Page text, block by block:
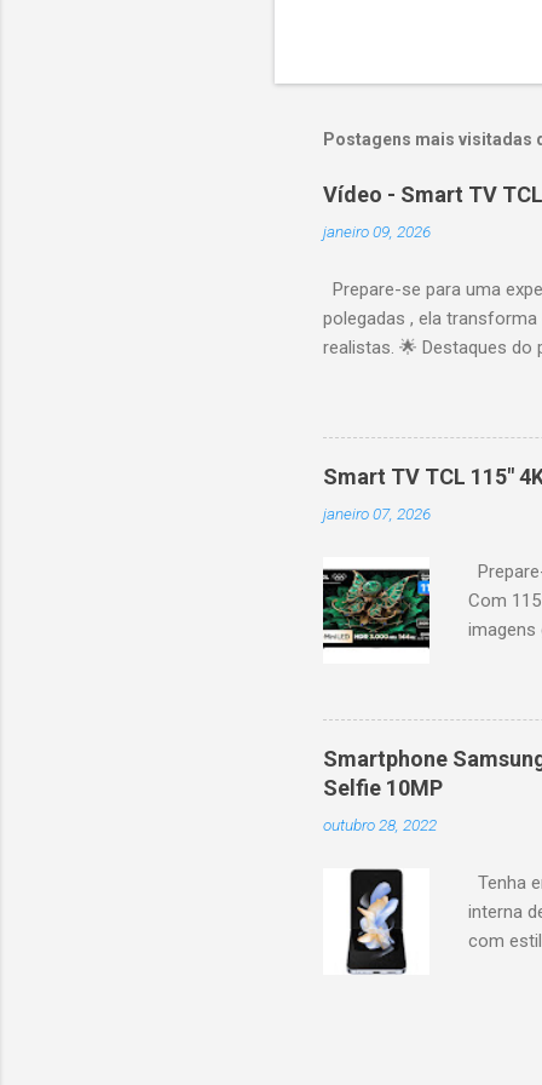
Postagens mais visitadas
Vídeo - Smart TV
janeiro 09, 2026
Prepare-se para uma
polegadas , ela
realistas. 🌟 Destaques do
desempenho otimizado
ideal para esportes e
recomendações
mais. Google Assistente :
Altura: 153,8 cm |
Smart TV TCL 115"
janeiro 07, 2026
Com
imagens
games,
Smartphone
Selfie 10MP
outubro 28, 2022
Tenha
interna
com